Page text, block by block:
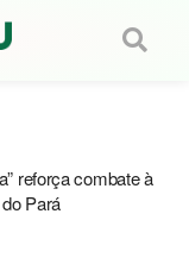
reforça combate à
Pará